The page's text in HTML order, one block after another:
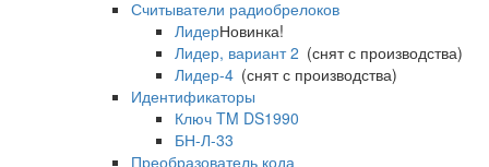
Считыватели радиобрелоков
ЛидерНовинка!
Лидер, вариант 2 (снят с производства)
Лидер-4 (снят с производства)
Идентификаторы
Ключ TM DS1990
БН-Л-33
Преобразователь кода